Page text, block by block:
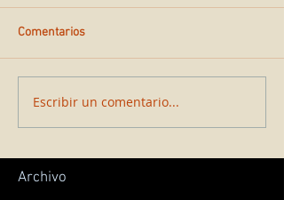
Comentarios
Escribir un comentario...
Archivo